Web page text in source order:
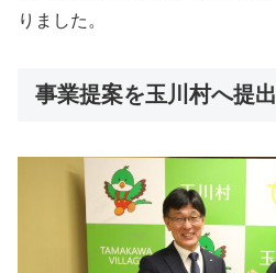
りました。
事業提案を玉川村へ提出